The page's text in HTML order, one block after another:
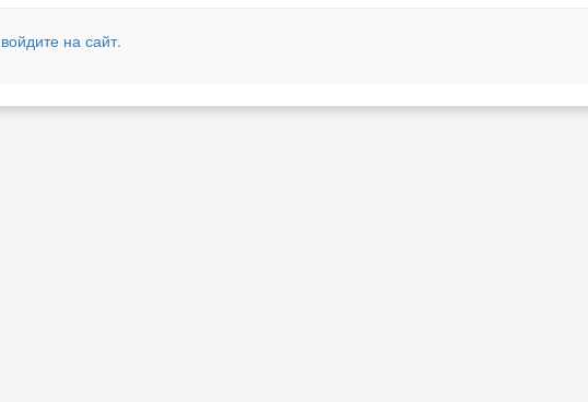
войдите на сайт.